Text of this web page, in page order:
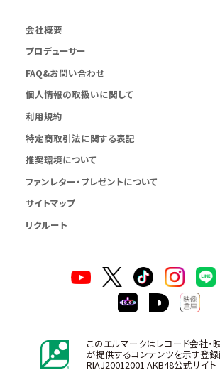
会社概要
プロデューサー
FAQ&お問い合わせ
個人情報の取扱いに関して
利用規約
特定商取引法に関する表記
推奨環境について
ファンレター・プレゼントについて
サイトマップ
リクルート
このエルマークはレコード会社・
が提供するコンテンツを示す登録
RIAJ20012001 AKB48公式サイト